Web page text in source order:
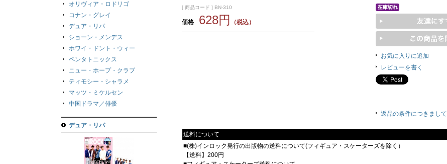
[ 商品コード ] BN-310
価格 628円 （税込）
お気に入りに追加
レビューを書く
返品の条件につきまして
送料について
■(株)インロック発行の出版物の送料について(フィギュア・スケーターズを除く）
【送料】200円
オリヴィア・ロドリゴ
コナン・グレイ
デュア・リパ
ショーン・メンデス
ホワイ・ドント・ウィー
ペンタトニックス
ニュー・ホープ・クラブ
ティモシー・シャラメ
マッツ・ミケルセン
中国ドラマ／俳優
デュア・リパ